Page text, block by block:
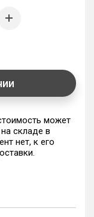
может
складе в
нет, к его